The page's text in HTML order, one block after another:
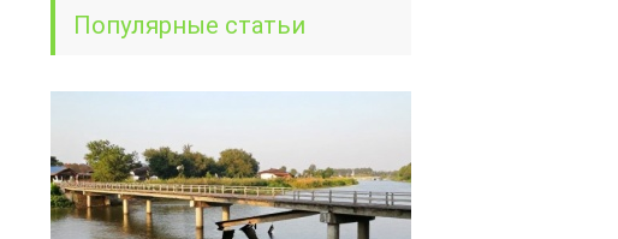
Популярные статьи